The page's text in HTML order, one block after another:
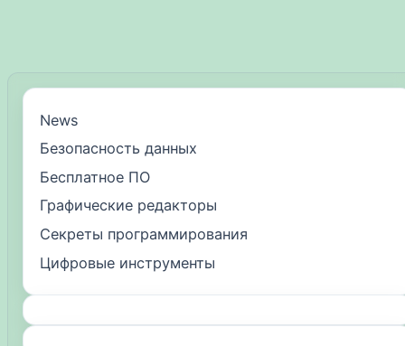
News
Безопасность данных
Бесплатное ПО
Графические редакторы
Секреты программирования
Цифровые инструменты